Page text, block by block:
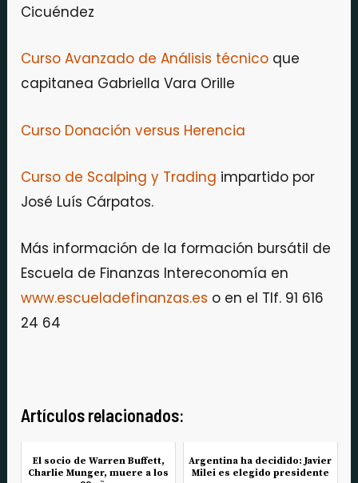
Cicuéndez
Curso Avanzado de Análisis técnico que
capitanea Gabriella Vara Orille
Curso Donación versus Herencia
Curso de Scalping y Trading impartido por
José Luís Cárpatos.
Más información de la formación bursátil de
Escuela de Finanzas Intereconomía en
www.escueladefinanzas.es o en el Tlf. 91 616
24 64
Artículos relacionados:
El socio de Warren Buffett,
Charlie Munger, muere a los
Argentina ha decidido: Javier
Milei es elegido presidente